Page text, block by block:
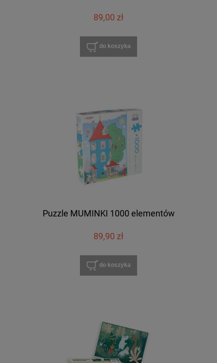
89,00 zł
do koszyka
Puzzle MUMINKI 1000 elementów
89,90 zł
do koszyka